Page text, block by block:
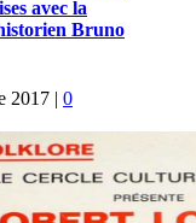
avec la
Bruno
2017 | 0